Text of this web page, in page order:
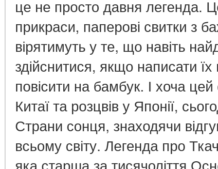
це не просто давня легенда.
прикраси, паперові свитки з
вірятимуть у те, що навіть
здійснитися, якщо написати їх
повісити на бамбук. І хоча
Китаї та розцвів у Японії,
Страни сонця, знаходячи
всьому світу. Легенда про
яка старша за тисячоліття